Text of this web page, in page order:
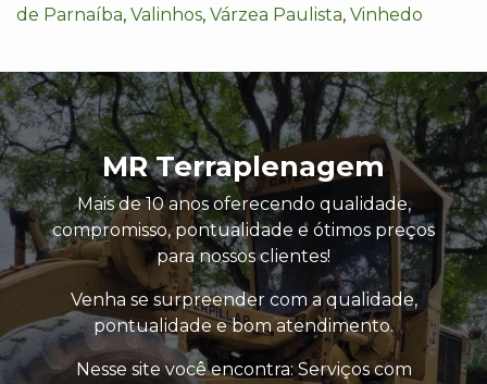
de Parnaíba, Valinhos, Várzea Paulista, Vinhedo
MR Terraplenagem
Mais de 10 anos oferecendo qualidade,
compromisso, pontualidade e ótimos preços
para nossos clientes!
Venha se surpreender com a qualidade,
pontualidade e bom atendimento.
Nesse site você encontra: Serviços com